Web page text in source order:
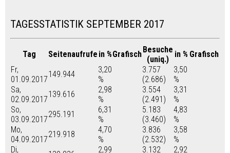
TAGESSTATISTIK SEPTEMBER 2017
Tag Seitenaufrufe in %GrafischBesuche
(uniq.)
in % Grafisch
Fr,
01.09.2017
149.944
3,20
%
3.757
(2.686)
3,50
%
Sa,
02.09.2017
139.616
2,98
%
3.554
(2.491)
3,31
%
So,
03.09.2017
295.191
6,31
%
5.183
(3.460)
4,83
%
Mo,
04.09.2017
219.918
4,70
%
3.836
(2.532)
3,58
%
Di,
2,99
3.132
2,92